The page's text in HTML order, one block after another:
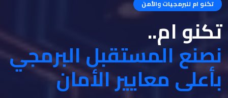
تكنو ام للبرمجيات والأمن
تكنو ام..
نصنع المستقبل البرمجي
بأعلى معايير الأمان